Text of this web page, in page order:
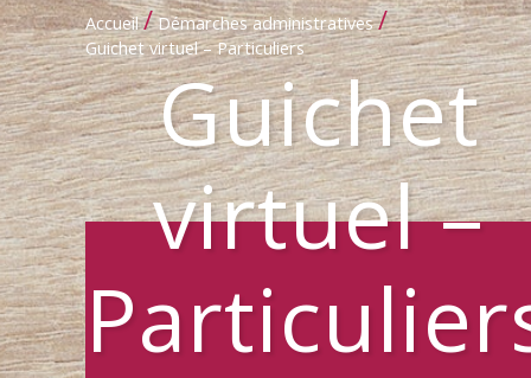
Accueil / Démarches administratives /
Guichet virtuel – Particuliers
Guichet
virtuel –